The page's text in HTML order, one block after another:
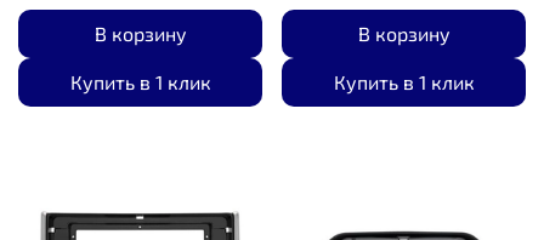
В корзину
Купить в 1 клик
В корзину
Купить в 1 клик